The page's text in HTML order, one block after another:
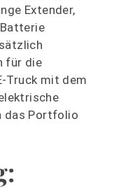
Extender,
für die
Truck mit dem
das Portfolio